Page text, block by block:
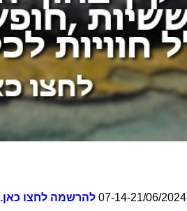
להרשמה לחצו כאן.